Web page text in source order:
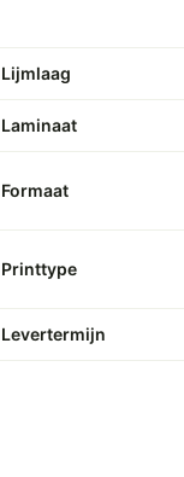
Lijmlaag
Laminaat
Formaat
Printtype
Levertermijn